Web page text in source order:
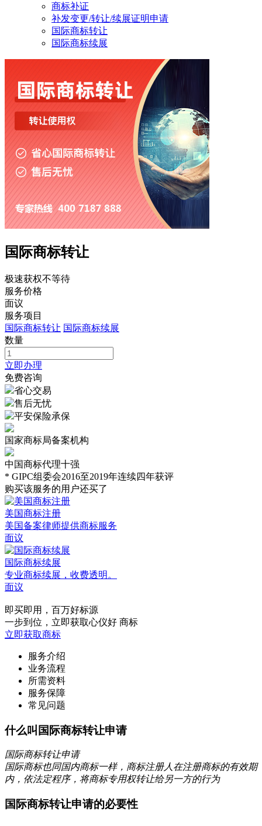
商标补证
补发变更/转让/续展证明申请
国际商标转让
国际商标续展
国际商标转让
极速获权不等待
服务价格
面议
服务项目
国际商标转让 国际商标续展
数量
立即办理
免费咨询
省心交易
售后无忧
平安保险承保
国家商标局备案机构
中国商标代理十强
* GIPC组委会2016至2019年连续四年获评
购买该服务的用户还买了
美国商标注册
美国备案律师提供商标服务
面议
国际商标续展
专业商标续展，收费透明。
面议
即买即用，百万好标源
一步到位，立即获取心仪好 商标
立即获取商标
服务介绍
业务流程
所需资料
服务保障
常见问题
什么叫国际商标转让申请
国际商标转让申请
国际商标也同国内商标一样，商标注册人在注册商标的有效期
内，依法定程序，将商标专用权转让给另一方的行为
国际商标转让申请的必要性